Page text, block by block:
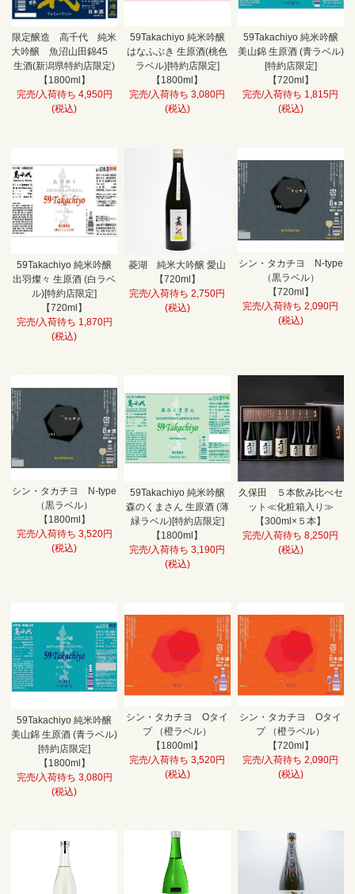
限定醸造 高千代 純米
大吟醸 魚沼山田錦45
生酒(新潟県特約店限定)
【1800ml】
完売/入荷待ち 4,950円
(税込)
59Takachiyo 純米吟醸
はなふぶき 生原酒(桃色
ラベル)[特約店限定]
【1800ml】
完売/入荷待ち 3,080円
(税込)
59Takachiyo 純米吟醸
美山錦 生原酒 (青ラベル)
[特約店限定]
【720ml】
完売/入荷待ち 1,815円
(税込)
59Takachiyo 純米吟醸
出羽燦々 生原酒 (白ラベ
ル)[特約店限定]
【720ml】
完売/入荷待ち 1,870円
(税込)
菱湖 純米大吟醸 愛山
【720ml】
完売/入荷待ち 2,750円
(税込)
シン・タカチヨ N-type
（黒ラベル）
【720ml】
完売/入荷待ち 2,090円
(税込)
シン・タカチヨ N-type
（黒ラベル）
【1800ml】
完売/入荷待ち 3,520円
(税込)
59Takachiyo 純米吟醸
森のくまさん 生原酒 (薄
緑ラベル)[特約店限定]
【1800ml】
完売/入荷待ち 3,190円
(税込)
久保田 ５本飲み比べセ
ット≪化粧箱入り≫
【300ml×５本】
完売/入荷待ち 8,250円
(税込)
59Takachiyo 純米吟醸
美山錦 生原酒 (青ラベル)
[特約店限定]
【1800ml】
完売/入荷待ち 3,080円
(税込)
シン・タカチヨ Oタイ
プ （橙ラベル）
【1800ml】
完売/入荷待ち 3,520円
(税込)
シン・タカチヨ Oタイ
プ （橙ラベル）
【720ml】
完売/入荷待ち 2,090円
(税込)